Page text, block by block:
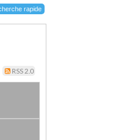
RSS 2.0